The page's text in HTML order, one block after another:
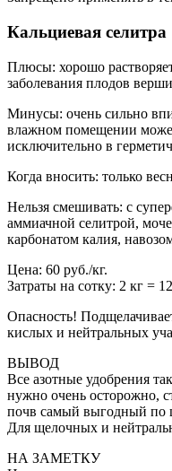
Кальциевая селитра
Плюсы: хорошо
заболевания плодов
Минусы: очень сильно
влажном помещении
исключительно в
Когда вносить: только
Нельзя смешивать: с
аммиачной селитрой,
карбонатом калия,
Цена: 60 руб./кг.
Затраты на сотку: 2 кг =
Опасность!
кислых и нейтральных
ВЫВОД
Все азотные удобрения
нужно очень осторожно,
почв самый выгодный по
Для щелочных и
НА ЗАМЕТКУ